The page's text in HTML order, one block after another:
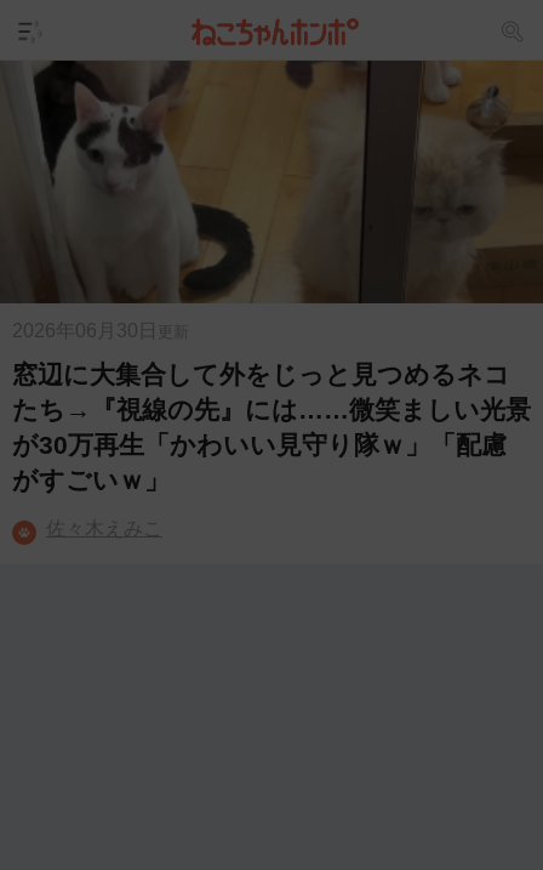
2026年06月30日 更新
窓辺に大集合して外をじっと見つめるネコ
たち→『視線の先』には……微笑ましい光景
が30万再生「かわいい見守り隊ｗ」「配慮
がすごいｗ」
佐々木えみこ